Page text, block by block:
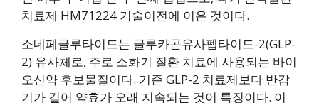
치료제 HM71224 기술이전에 이은 것이다.
소네페글루타이드는 글루카곤유사펩타이드-2(GLP-
2) 유사체로, 주로 소화기 질환 치료에 사용되는 바이
오신약 후보물질이다. 기존 GLP-2 치료제보다 반감
기가 길어 약효가 오래 지속되는 것이 특징이다. 이